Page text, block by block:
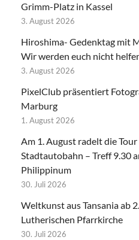
Grimm-Platz in Kassel
3. August 2026
Hiroshima- Gedenktag mit
Wir werden euch nicht
3. August 2026
PixelClub präsentiert
Marburg
1. August 2026
Am 1. August radelt die
Stadtautobahn – Treff 9.30
Philippinum
30. Juli 2026
Weltkunst aus Tansania ab
Lutherischen Pfarrkirche
30. Juli 2026